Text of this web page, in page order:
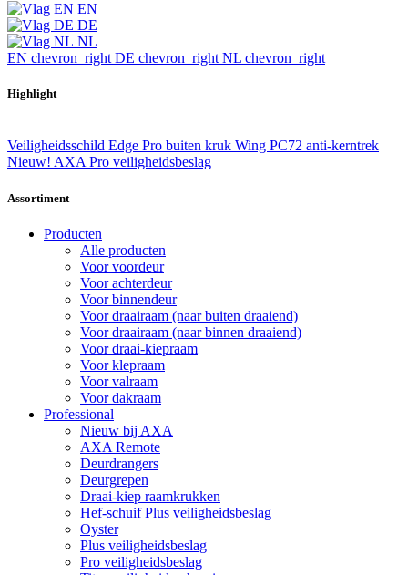
EN
DE
NL
EN chevron_right DE chevron_right NL chevron_right
Highlight
Veiligheidsschild Edge Pro buiten kruk Wing PC72 anti-kerntrek
Nieuw! AXA Pro veiligheidsbeslag
Assortiment
Producten
Alle producten
Voor voordeur
Voor achterdeur
Voor binnendeur
Voor draairaam (naar buiten draaiend)
Voor draairaam (naar binnen draaiend)
Voor draai-kiepraam
Voor klepraam
Voor valraam
Voor dakraam
Professional
Nieuw bij AXA
AXA Remote
Deurdrangers
Deurgrepen
Draai-kiep raamkrukken
Hef-schuif Plus veiligheidsbeslag
Oyster
Plus veiligheidsbeslag
Pro veiligheidsbeslag